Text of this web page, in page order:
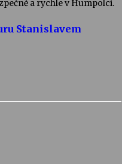
a rychle v Humpolci.
Stanislavem